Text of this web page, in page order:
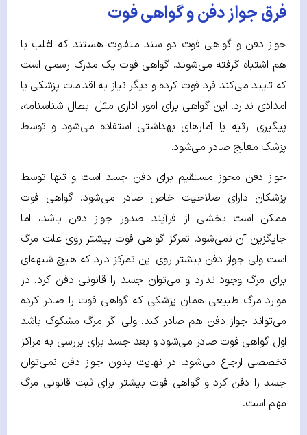
فرق جواز دفن و گواهی فوت
جواز دفن و گواهی فوت دو سند متفاوت هستند که اغلب با
هم اشتباه گرفته می‌شوند. گواهی فوت یک مدرک رسمی است
که تایید می‌کند فرد فوت کرده و دیگر نیاز به اقدامات پزشکی یا
امدادی ندارد. این گواهی برای امور اداری مثل ابطال شناسنامه،
پیگیری ارثیه یا آمارهای بهداشتی استفاده می‌شود و توسط
پزشک معالج صادر می‌شود.
جواز دفن مجوز مستقیم برای دفن جسد است و تنها توسط
پزشکان دارای صلاحیت خاص صادر می‌شود. گواهی فوت
ممکن است بخشی از فرآیند صدور جواز دفن باشد، اما
جایگزین آن نمی‌شود. تمرکز گواهی فوت بیشتر روی علت مرگ
است ولی جواز دفن بیشتر روی این تمرکز دارد که هیچ شبهه‌ای
برای مرگ وجود ندارد و می‌توان جسد را قانونی دفن کرد. در
موارد مرگ طبیعی همان پزشکی که گواهی فوت را صادر کرده
می‌تواند جواز دفن هم صادر کند. ولی اگر مرگ مشکوک باشد
اول گواهی فوت صادر می‌شود و بعد جسد برای بررسی به مراکز
تخصصی ارجاع می‌شود. در نهایت بدون جواز دفن نمی‌توان
جسد را دفن کرد و گواهی فوت بیشتر برای ثبت قانونی مرگ
مهم است.